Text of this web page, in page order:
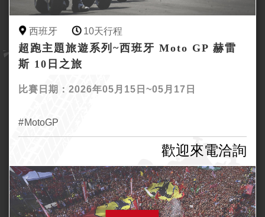
西班牙 10天行程
超跑主題旅遊系列~西班牙 Moto GP 赫雷
斯 10日之旅
比賽日期：2026年05月15日~05月17日
MotoGP
歡迎來電洽詢